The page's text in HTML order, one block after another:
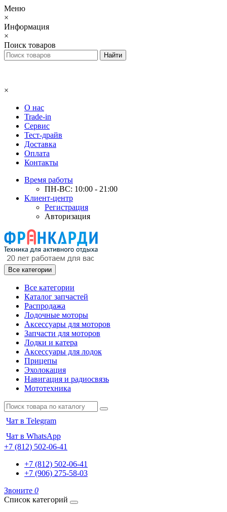
Меню
×
Информация
×
Поиск товаров
×
О нас
Trade-in
Сервис
Тест-драйв
Доставка
Оплата
Контакты
Время работы
ПН-ВС: 10:00 - 21:00
Клиент-центр
Регистрация
Авторизация
Все категории
Все категории
Каталог запчастей
Распродажа
Лодочные моторы
Аксессуары для моторов
Запчасти для моторов
Лодки и катера
Аксессуары для лодок
Прицепы
Эхолокация
Навигация и радиосвязь
Мототехника
Чат в Telegram
Чат в WhatsApp
+7 (812) 502-06-41
+7 (812) 502-06-41
+7 (906) 275-58-03
Звоните 0
Список категорий